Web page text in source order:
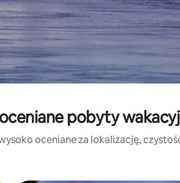
pobyty
oceniane za lokalizację,